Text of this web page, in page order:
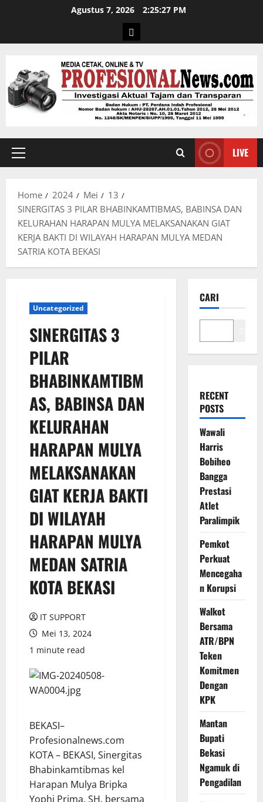
Agustus 7, 2026 2:25:28 PM
LIVE
Home 2024 Mei
13
SINERGITAS 3 PILAR BHABINKAMTIBMAS, BABINSA DAN
KELURAHAN HARAPAN MULYA MELAKSANAKAN GIAT
KERJA BAKTI DI WILAYAH HARAPAN MULYA MEDAN
SATRIA KOTA BEKASI
Uncategorized
SINERGITAS 3
PILAR
BHABINKAMTIBM
AS, BABINSA DAN
KELURAHAN
HARAPAN MULYA
MELAKSANAKAN
GIAT KERJA BAKTI
DI WILAYAH
HARAPAN MULYA
MEDAN SATRIA
KOTA BEKASI
IT SUPPORT
Mei 13, 2024
1 minute read
BEKASI–
Profesionalnews.com
KOTA – BEKASI, Sinergitas
Bhabinkamtibmas kel
Harapan Mulya Bripka
Yophi Prima, SH, bersama
CARI
RECENT
POSTS
Wawali
Harris
Bobiheo
Bangga
Prestasi
Atlet
Paralimpik
Pemkot
Perkuat
Mencegaha
n Korupsi
Walkot
Bersama
ATR/BPN
Teken
Komitmen
Dengan
KPK
Mantan
Bupati
Bekasi
Ngamuk di
Pengadilan